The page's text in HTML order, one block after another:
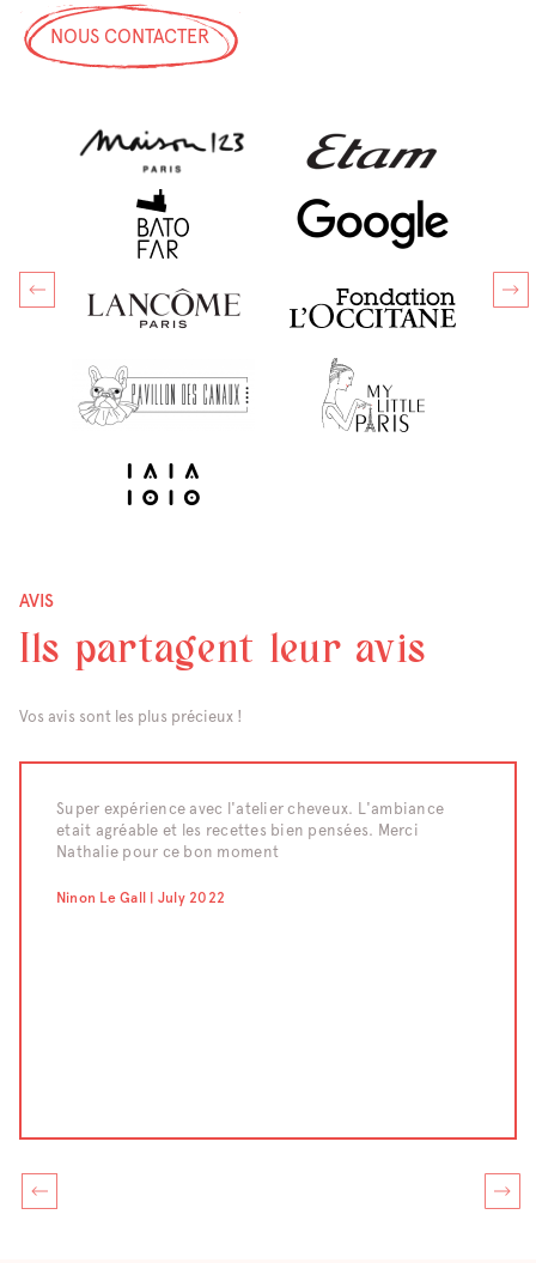
NOUS CONTACTER
AVIS
Ils partagent leur avis
Vos avis sont les plus précieux !
Super expérience avec l'atelier cheveux. L'ambiance
etait agréable et les recettes bien pensées. Merci
Nathalie pour ce bon moment
Ninon Le Gall | July 2022